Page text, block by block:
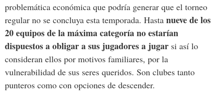
problemática económica que podría generar que el torneo
regular no se concluya esta temporada. Hasta nueve de los
20 equipos de la máxima categoría no estarían
dispuestos a obligar a sus jugadores a jugar si así lo
consideran ellos por motivos familiares, por la
vulnerabilidad de sus seres queridos. Son clubes tanto
punteros como con opciones de descender.